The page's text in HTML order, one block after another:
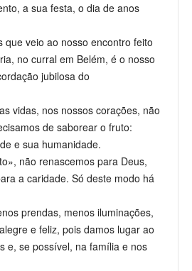
a sua festa, o dia de anos
veio ao nosso encontro feito
no curral em Belém, é o nosso
jubilosa do
vidas, nos nossos corações, não
de saborear o fruto:
e sua humanidade.
não renascemos para Deus,
a caridade. Só deste modo há
prendas, menos iluminações,
e feliz, pois damos lugar ao
e, se possível, na família e nos